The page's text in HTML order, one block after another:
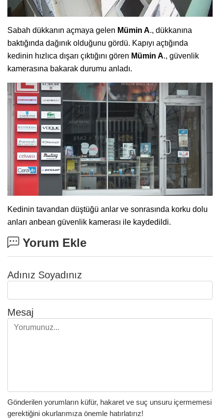
Sabah dükkanın açmaya gelen Mümin A., dükkanına
baktığında dağınık olduğunu gördü. Kapıyı açtığında
kedinin hızlıca dışarı çıktığını gören Mümin A., güvenlik
kamerasına bakarak durumu anladı.
Kedinin tavandan düştüğü anlar ve sonrasında korku dolu
anları anbean güvenlik kamerası ile kaydedildi.
Yorum Ekle
Adınız Soyadınız
Mesaj
Gönderilen yorumların küfür, hakaret ve suç unsuru içermemesi
gerektiğini okurlarımıza önemle hatırlatırız!